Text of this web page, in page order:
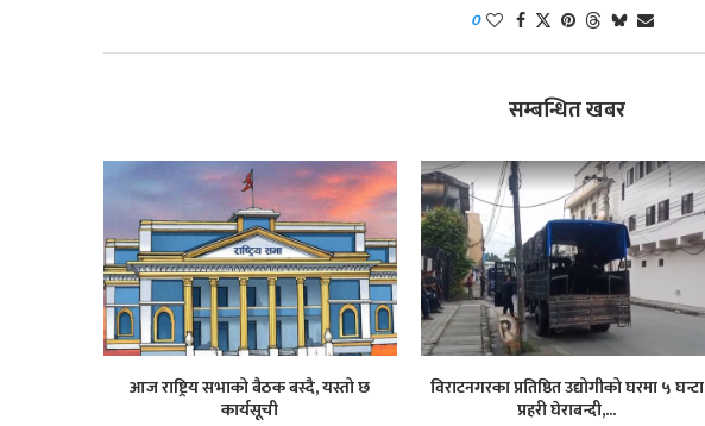
0
सम्बन्धित खबर
आज राष्ट्रिय सभाको बैठक बस्दै, यस्तो छ
कार्यसूची
विराटनगरका प्रतिष्ठित उद्योगीको घरमा ५ घन्टा
प्रहरी घेराबन्दी,...